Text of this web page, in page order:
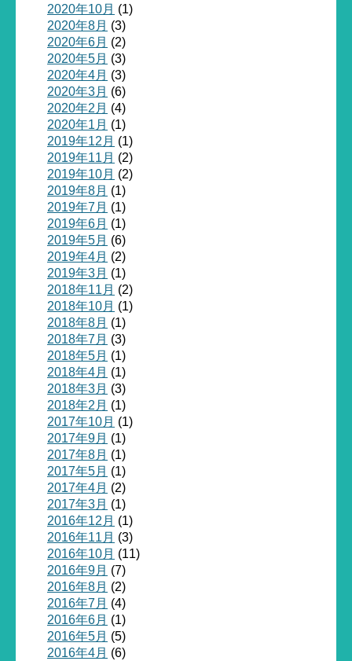
2020年10月 (1)
2020年8月 (3)
2020年6月 (2)
2020年5月 (3)
2020年4月 (3)
2020年3月 (6)
2020年2月 (4)
2020年1月 (1)
2019年12月 (1)
2019年11月 (2)
2019年10月 (2)
2019年8月 (1)
2019年7月 (1)
2019年6月 (1)
2019年5月 (6)
2019年4月 (2)
2019年3月 (1)
2018年11月 (2)
2018年10月 (1)
2018年8月 (1)
2018年7月 (3)
2018年5月 (1)
2018年4月 (1)
2018年3月 (3)
2018年2月 (1)
2017年10月 (1)
2017年9月 (1)
2017年8月 (1)
2017年5月 (1)
2017年4月 (2)
2017年3月 (1)
2016年12月 (1)
2016年11月 (3)
2016年10月 (11)
2016年9月 (7)
2016年8月 (2)
2016年7月 (4)
2016年6月 (1)
2016年5月 (5)
2016年4月 (6)